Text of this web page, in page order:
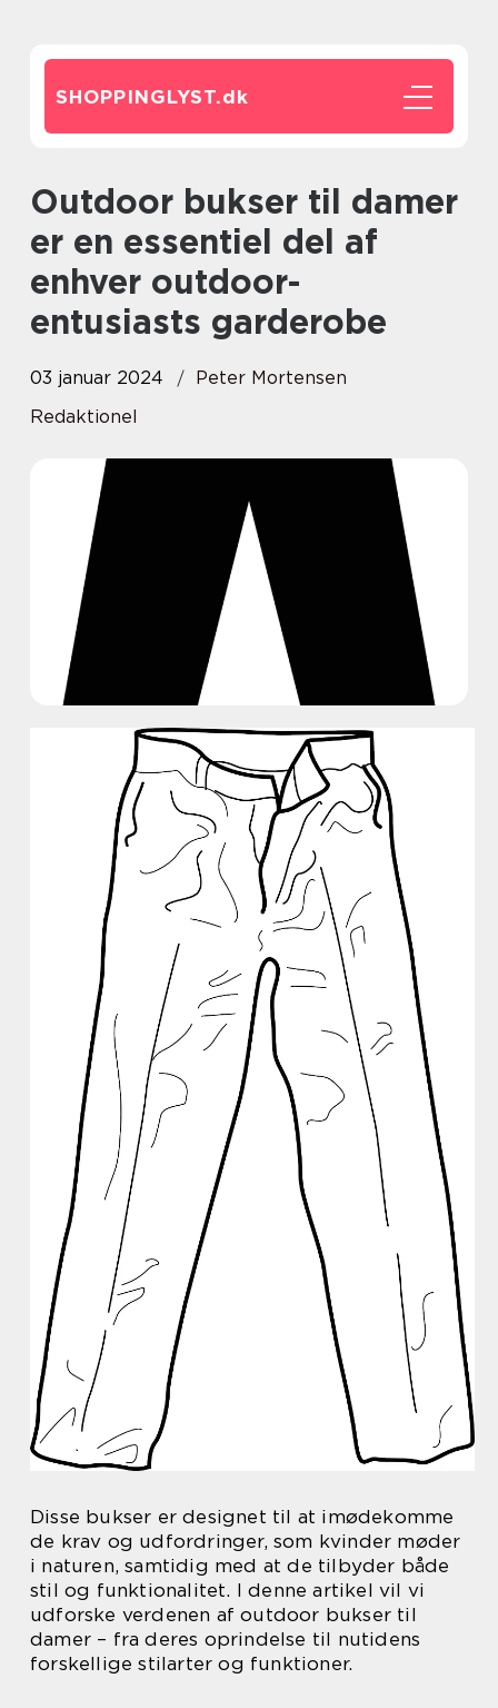
SHOPPINGLYST.dk
Outdoor bukser til damer
er en essentiel del af
enhver outdoor-
entusiasts garderobe
03 januar 2024
Peter Mortensen
Redaktionel
Disse bukser er designet til at imødekomme
de krav og udfordringer, som kvinder møder
i naturen, samtidig med at de tilbyder både
stil og funktionalitet. I denne artikel vil vi
udforske verdenen af outdoor bukser til
damer – fra deres oprindelse til nutidens
forskellige stilarter og funktioner.